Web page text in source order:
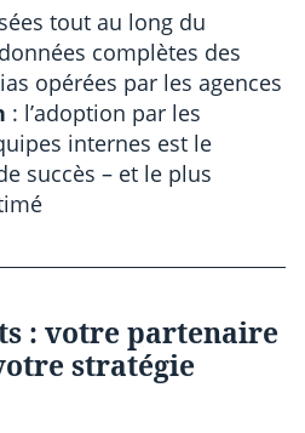
tout au long du
complètes des
opérées par les agences
: l’adoption par les
internes est le
succès – et le plus
: votre partenaire
stratégie